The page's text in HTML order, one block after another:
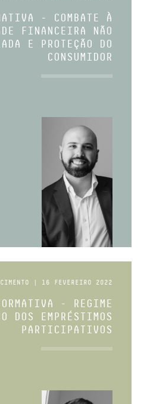
- COMBATE À
FINANCEIRA NÃO
E PROTEÇÃO DO
CONSUMIDOR
| 16 FEVEREIRO 2022
- REGIME
DOS EMPRÉSTIMOS
PARTICIPATIVOS